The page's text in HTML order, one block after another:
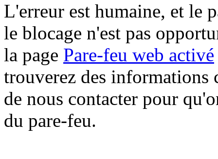
L'erreur est humaine, et le
le blocage n'est pas
la page Pare-feu web activé
trouverez des informations
de nous contacter pour
du pare-feu.